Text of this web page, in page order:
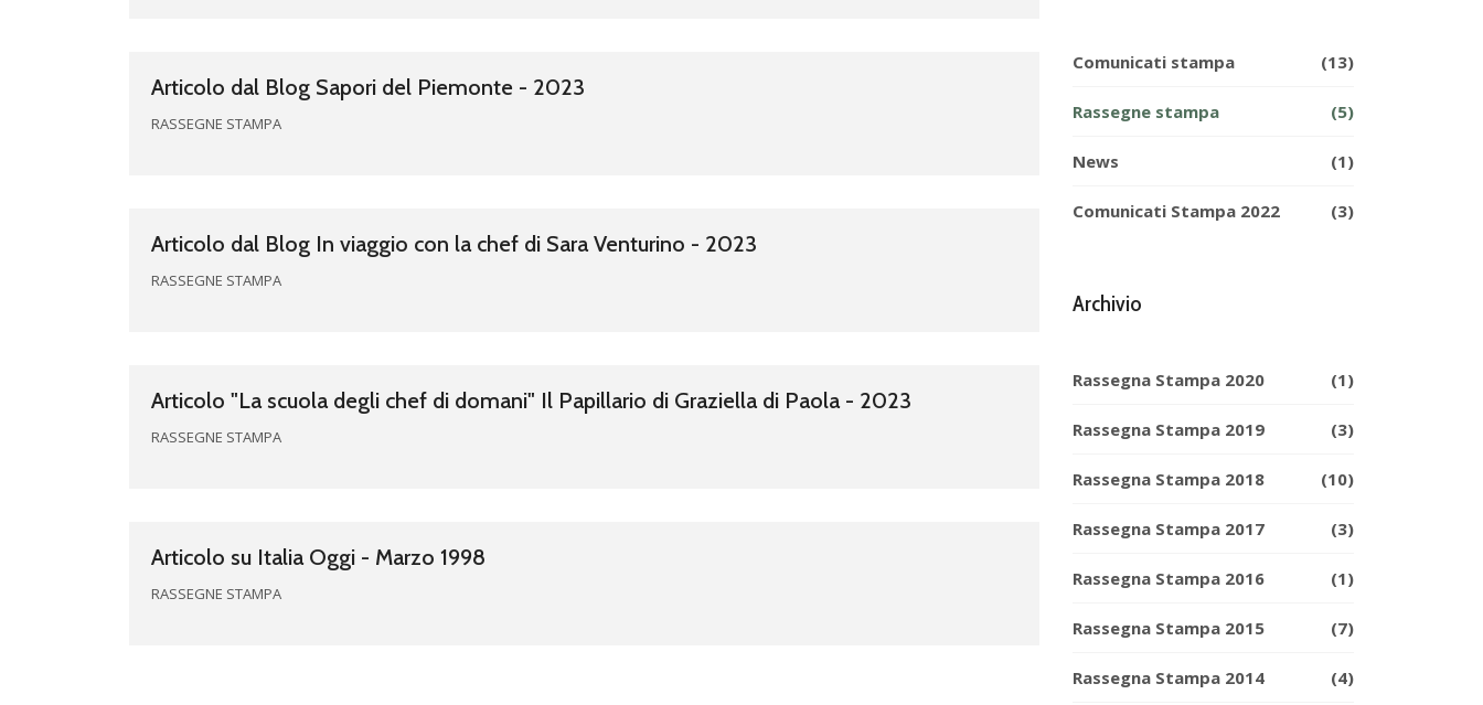
Articolo dal Blog Sapori del Piemonte - 2023
RASSEGNE STAMPA
Articolo dal Blog In viaggio con la chef di Sara Venturino - 2023
RASSEGNE STAMPA
Articolo "La scuola degli chef di domani" Il Papillario di Graziella di Paola - 2023
RASSEGNE STAMPA
Articolo su Italia Oggi - Marzo 1998
RASSEGNE STAMPA
Comunicati stampa (13)
Rassegne stampa (5)
News (1)
Comunicati Stampa 2022 (3)
Archivio
Rassegna Stampa 2020 (1)
Rassegna Stampa 2019 (3)
Rassegna Stampa 2018 (10)
Rassegna Stampa 2017 (3)
Rassegna Stampa 2016 (1)
Rassegna Stampa 2015 (7)
Rassegna Stampa 2014 (4)